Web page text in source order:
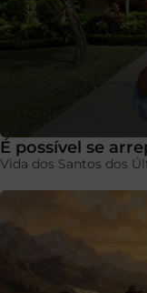
É possível se
Vida dos Santos dos